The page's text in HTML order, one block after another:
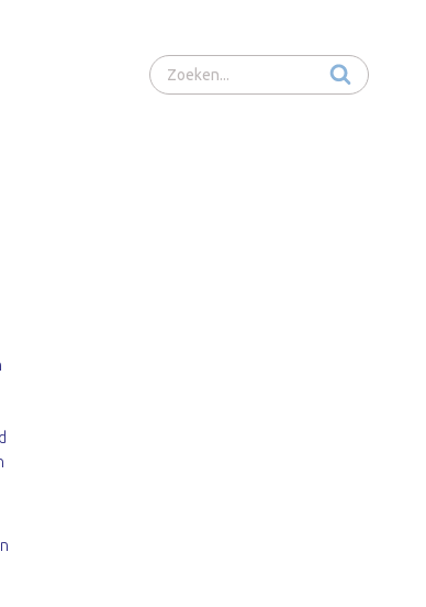
Zoeken...